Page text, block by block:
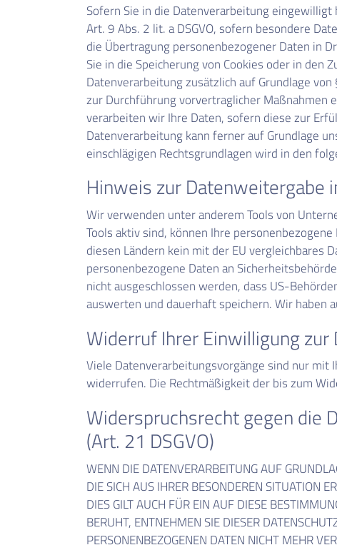
Sofern Sie in die Datenverarbeitung eingewilligt
Art. 9 Abs. 2 lit. a DSGVO, sofern besondere
die Übertragung personenbezogener Daten in
Sie in die Speicherung von Cookies oder in
Datenverarbeitung zusätzlich auf Grundlage
zur Durchführung vorvertraglicher Maßnahmen
verarbeiten wir Ihre Daten, sofern diese zur
Datenverarbeitung kann ferner auf Grundlage
einschlägigen Rechtsgrundlagen wird in den
Hinweis zur Datenweitergabe
Wir verwenden unter anderem Tools von
Tools aktiv sind, können Ihre
diesen Ländern kein mit der EU vergleichbares
personenbezogene Daten an
nicht ausgeschlossen werden, dass US-
auswerten und dauerhaft speichern. Wir haben
Widerruf Ihrer Einwilligung
Viele Datenverarbeitungsvorgänge sind nur
widerrufen. Die Rechtmäßigkeit der bis zum
Widerspruchsrecht gegen die
(Art. 21 DSGVO)
WENN DIE DATENVERARBEITUNG AUF
DIE SICH AUS IHRER BESONDEREN SITUATION
DIES GILT AUCH FÜR EIN AUF DIESE
BERUHT, ENTNEHMEN SIE DIESER
PERSONENBEZOGENEN DATEN NICHT MEHR